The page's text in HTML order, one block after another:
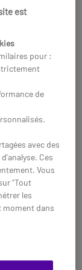
LOMK950
intelligent
est
pour :
de
avec des
Ces
Vous
"Tout
les
moment dans